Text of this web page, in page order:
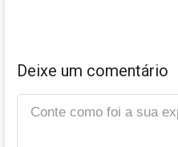
Deixe um comentário